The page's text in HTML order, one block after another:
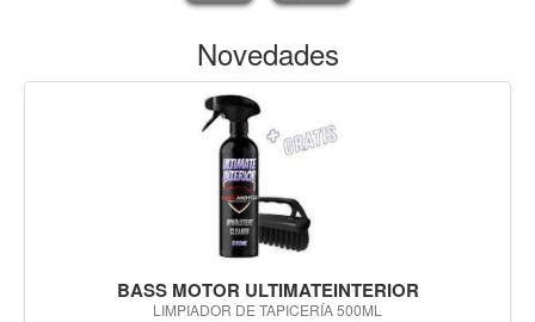
Novedades
BASS MOTOR ULTIMATEINTERIOR
LIMPIADOR DE TAPICERÍA 500ML